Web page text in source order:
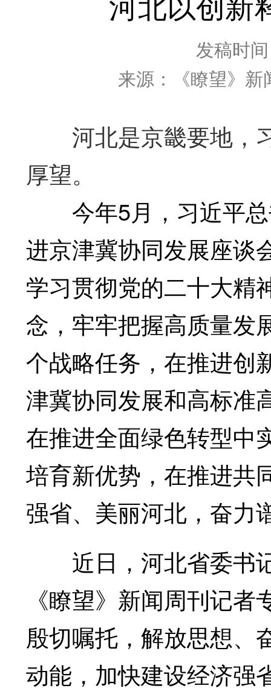
发稿时
来源：《瞭望》
河北是京畿要地，
厚望。
今年5月，习近平总
进京津冀协同发展座谈
学习贯彻党的二十大精
念，牢牢把握高质量发
个战略任务，在推进创
津冀协同发展和高标准
在推进全面绿色转型中
培育新优势，在推进共
强省、美丽河北，奋力
近日，河北省委书
《瞭望》新闻周刊记
殷切嘱托，解放思想、
动能，加快建设经济强